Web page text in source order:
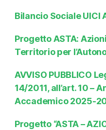
Bilancio Sociale UICI
Progetto ASTA:
Territorio per
AVVISO PUBBLICO
14/2011, all’art. 10 –
Accademico 2025-
Progetto “ASTA –